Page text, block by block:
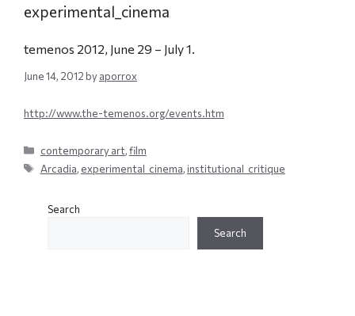
experimental_cinema
temenos 2012, June 29 – July 1.
June 14, 2012byaporrox
http://www.the-temenos.org/events.htm
Categories
contemporary art,film
Tags
Arcadia, experimental_cinema,institutional_critique
Search
Search